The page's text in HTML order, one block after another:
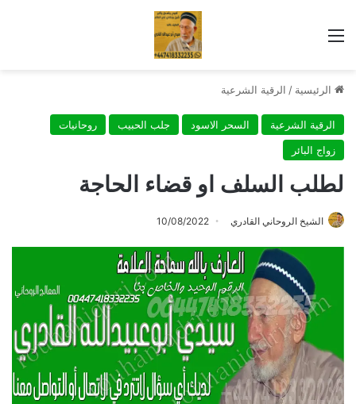
القائمة
الرئيسية / الرقية الشرعية
الرقية الشرعية السحر الاسود جلب الحبيب
روحانيات
زواج البائر
لطلب السلف او قضاء الحاجة
الشيخ الروحاني القادري 10/08/2022